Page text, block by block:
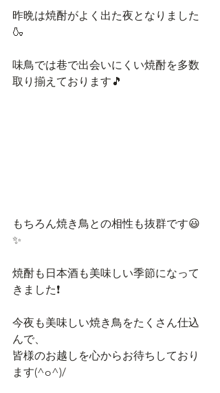
昨晩は焼酎がよく出た夜となりました
🍶
味鳥では巷で出会いにくい焼酎を多数
取り揃えております🎵
もちろん焼き鳥との相性も抜群です😃
✨
焼酎も日本酒も美味しい季節になって
きました❗
今夜も美味しい焼き鳥をたくさん仕込
んで、
皆様のお越しを心からお待ちしており
ます(^o^)/